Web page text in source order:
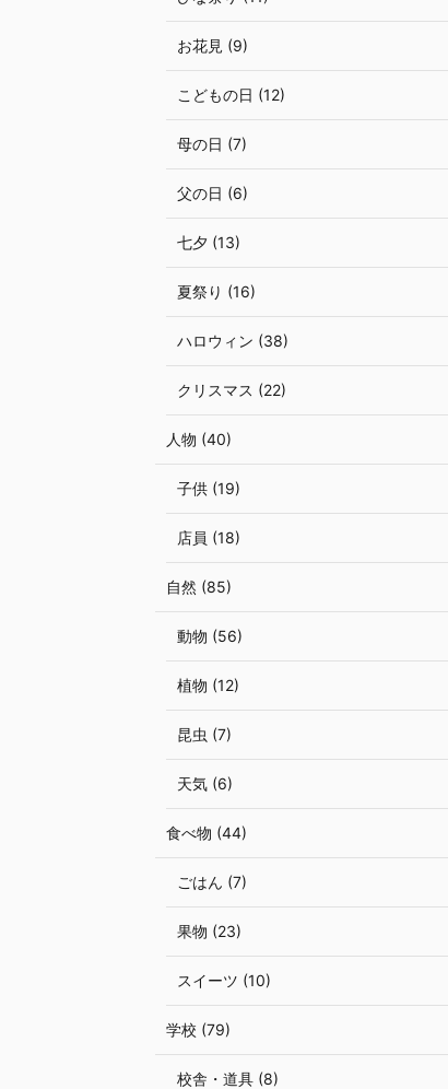
お花見 (9)
こどもの日 (12)
母の日 (7)
父の日 (6)
七夕 (13)
夏祭り (16)
ハロウィン (38)
クリスマス (22)
人物 (40)
子供 (19)
店員 (18)
自然 (85)
動物 (56)
植物 (12)
昆虫 (7)
天気 (6)
食べ物 (44)
ごはん (7)
果物 (23)
スイーツ (10)
学校 (79)
校舎・道具 (8)